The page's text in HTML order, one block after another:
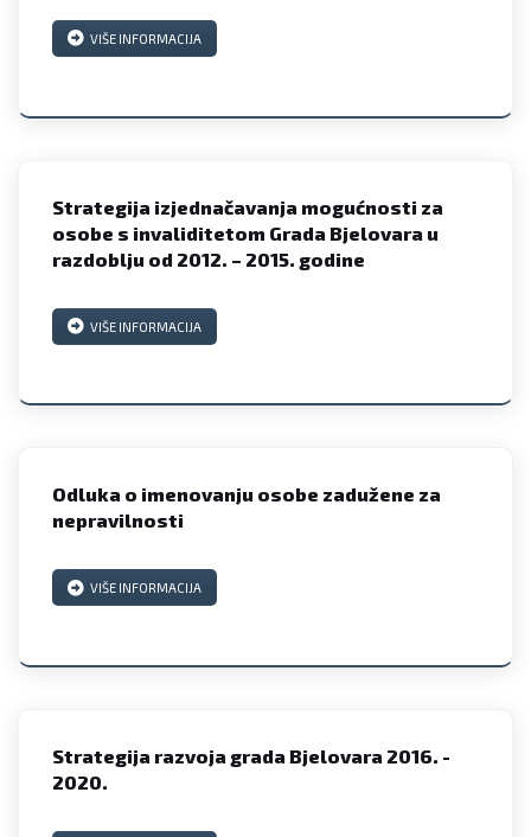
VIŠE INFORMACIJA
Strategija izjednačavanja mogućnosti za
osobe s invaliditetom Grada Bjelovara u
razdoblju od 2012. – 2015. godine
VIŠE INFORMACIJA
Odluka o imenovanju osobe zadužene za
nepravilnosti
VIŠE INFORMACIJA
Strategija razvoja grada Bjelovara 2016. -
2020.